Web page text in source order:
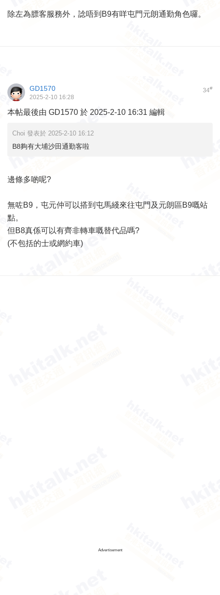
除左為膘客服務外，諗唔到B9有咩屯門元朗通勤角色囉。
34#
GD1570
2025-2-10 16:28
本帖最後由 GD1570 於 2025-2-10 16:31 編輯
Choi 發表於 2025-2-10 16:12
B8夠有大埔沙田通勤客啦
邊條多啲呢?
無咗B9，屯元仲可以搭到屯馬綫來往屯門及元朗區B9嘅站
點。
但B8真係可以有齊非轉車嘅替代品嗎?
(不包括的士或網約車)
Advertisement